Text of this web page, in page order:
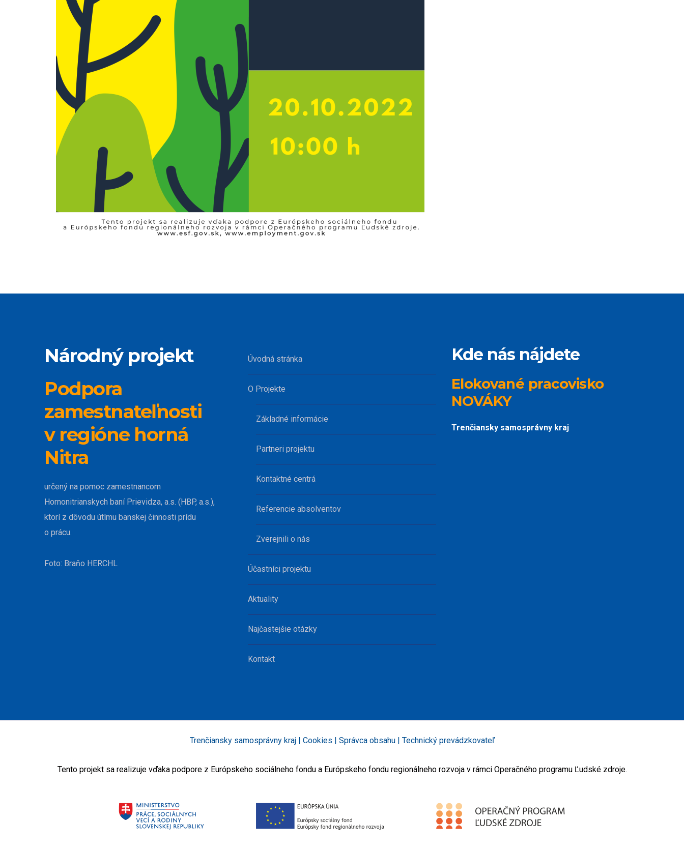
Národný projekt
Podpora
zamestnateľnosti
v regióne horná
Nitra
určený na pomoc zamestnancom
Hornonitrianskych baní Prievidza, a.s. (HBP, a.s.),
ktorí z dôvodu útlmu banskej činnosti prídu
o prácu.
Foto: Braňo HERCHL
Úvodná stránka
O Projekte
Základné informácie
Partneri projektu
Kontaktné centrá
Referencie absolventov
Zverejnili o nás
Účastníci projektu
Aktuality
Najčastejšie otázky
Kontakt
Kde nás nájdete
Elokované pracovisko
NOVÁKY
Trenčiansky samosprávny kraj
Trenčiansky samosprávny kraj | Cookies | Správca obsahu| Technický prevádzkovateľ
Tento projekt sa realizuje vďaka podpore z Európskeho sociálneho fondu a Európskeho fondu regionálneho rozvoja v rámci Operačného programu Ľudské zdroje.